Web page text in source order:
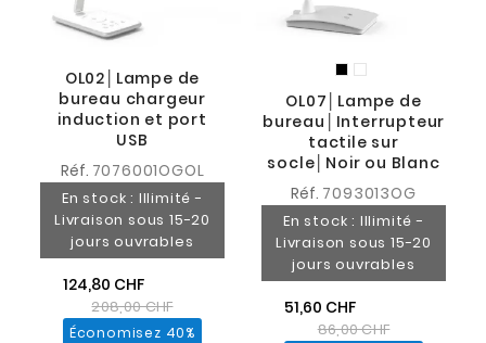
OL02│Lampe de
bureau chargeur
induction et port
USB
Réf. 7076001OGOL
En stock : Illimité -
Livraison sous 15-20
jours ouvrables
124,80 CHF
208,00 CHF
Économisez 40%
OL07│Lampe de
bureau│Interrupteur
tactile sur
socle│Noir ou Blanc
Réf. 7093013OG
En stock : Illimité -
Livraison sous 15-20
jours ouvrables
51,60 CHF
86,00 CHF